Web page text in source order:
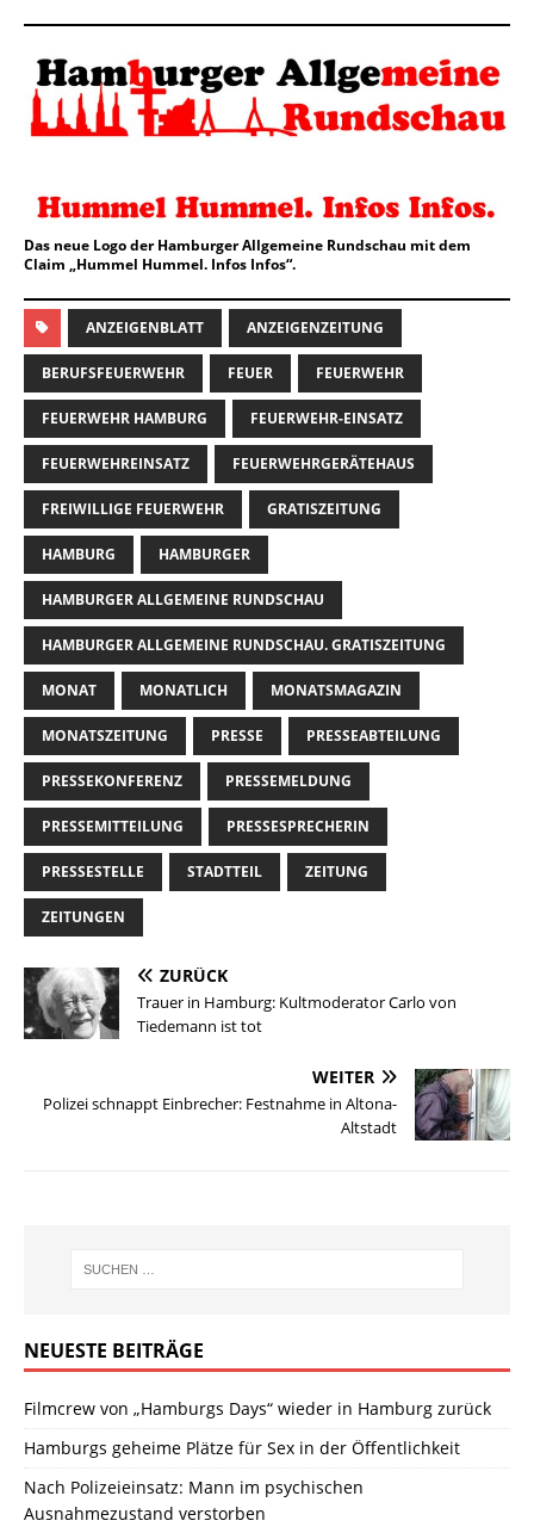
Das neue Logo der Hamburger Allgemeine Rundschau mit dem
Claim „Hummel Hummel. Infos Infos“.
ANZEIGENBLATT ANZEIGENZEITUNG
BERUFSFEUERWEHR FEUER FEUERWEHR
FEUERWEHR HAMBURG FEUERWEHR-EINSATZ
FEUERWEHREINSATZ FEUERWEHRGERÄTEHAUS
FREIWILLIGE FEUERWEHR GRATISZEITUNG
HAMBURG HAMBURGER
HAMBURGER ALLGEMEINE RUNDSCHAU
HAMBURGER ALLGEMEINE RUNDSCHAU. GRATISZEITUNG
MONAT MONATLICH MONATSMAGAZIN
MONATSZEITUNG PRESSE PRESSEABTEILUNG
PRESSEKONFERENZ PRESSEMELDUNG
PRESSEMITTEILUNG PRESSESPRECHERIN
PRESSESTELLE STADTTEIL ZEITUNG
ZEITUNGEN
ZURÜCK
Trauer in Hamburg: Kultmoderator Carlo von
Tiedemann ist tot
WEITER
Polizei schnappt Einbrecher: Festnahme in Altona-
Altstadt
NEUESTE BEITRÄGE
Filmcrew von „Hamburgs Days“ wieder in Hamburg zurück
Hamburgs geheime Plätze für Sex in der Öffentlichkeit
Nach Polizeieinsatz: Mann im psychischen
Ausnahmezustand verstorben